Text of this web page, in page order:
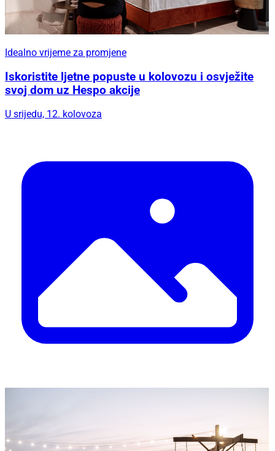
Idealno vrijeme za promjene
Iskoristite ljetne popuste u kolovozu i osvježite
svoj dom uz Hespo akcije
U srijedu, 12. kolovoza